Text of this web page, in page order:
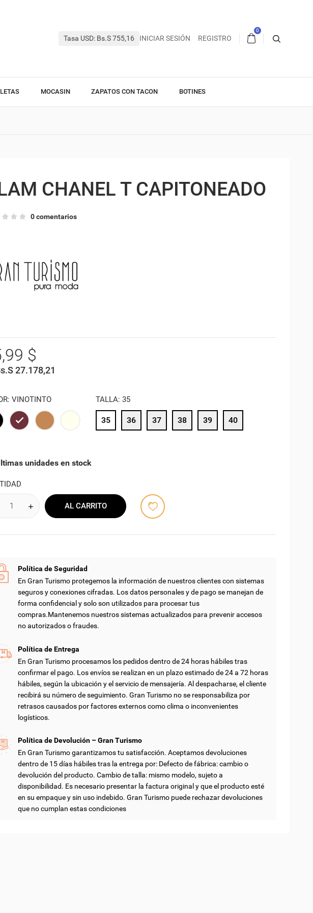
Tasa USD: Bs.S 755,16 INICIAR SESIÓN REGISTRO
0
MOCASIN ZAPATOS CON TACON BOTINES
CHANEL T CAPITONEADO
0 comentarios
$
27.178,21
VINOTINTO
VINOTINTOAREQUIPECREMA
TALLA: 35
35 36 37 38 39 40
unidades en stock
AL CARRITO
Política de Seguridad
En Gran Turismo protegemos la información de nuestros clientes con sistemas
seguros y conexiones cifradas. Los datos personales y de pago se manejan de
forma confidencial y solo son utilizados para procesar tus
compras.Mantenemos nuestros sistemas actualizados para prevenir accesos
no autorizados o fraudes.
Política de Entrega
En Gran Turismo procesamos los pedidos dentro de 24 horas hábiles tras
confirmar el pago. Los envíos se realizan en un plazo estimado de 24 a 72 horas
hábiles, según la ubicación y el servicio de mensajería. Al despacharse, el cliente
recibirá su número de seguimiento. Gran Turismo no se responsabiliza por
retrasos causados por factores externos como clima o inconvenientes
logísticos.
Política de Devolución – Gran Turismo
En Gran Turismo garantizamos tu satisfacción. Aceptamos devoluciones
dentro de 15 días hábiles tras la entrega por: Defecto de fábrica: cambio o
devolución del producto. Cambio de talla: mismo modelo, sujeto a
disponibilidad. Es necesario presentar la factura original y que el producto esté
en su empaque y sin uso indebido. Gran Turismo puede rechazar devoluciones
que no cumplan estas condiciones